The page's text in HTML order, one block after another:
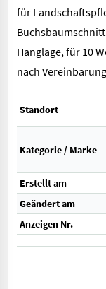
für
Hanglage, für 10
nach
Standort
Kategorie / Marke
Erstellt am
Geändert am
Anzeigen Nr.